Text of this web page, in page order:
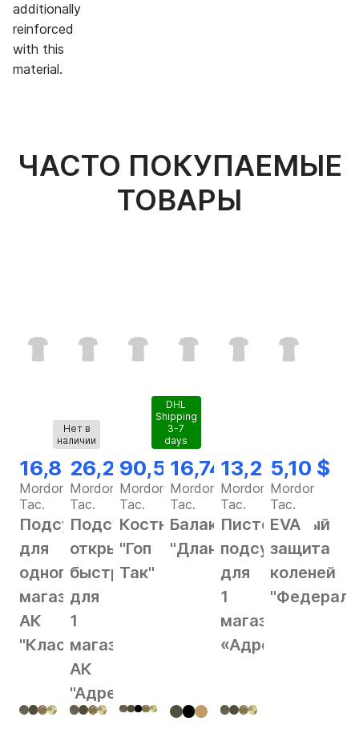
additionally
reinforced
with this
material.
ЧАСТО ПОКУПАЕМЫЕ
ТОВАРЫ
16,82 $
Mordor
Tac.
Подсумок
для
одного
магазина
АК
"Классика"
Нет в
наличии
26,28 $
Mordor
Tac.
Подсумок
открытый
быстрый
для
1
магазина
АК
"Адрес"
90,56 $
Mordor
Tac.
Костюм
"Гоп
Так"
DHL
Shipping
3-7
days
16,74 $
Mordor
Tac.
Балаклава
"Длань"
13,25 $
Mordor
Tac.
Пистолетный
подсумок
для
1
магазина
«Адрес»
5,10 $
Mordor
Tac.
EVA
защита
коленей
"Федерал"